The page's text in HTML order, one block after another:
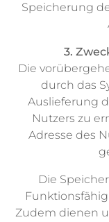
Speicherung
3.
Die
durch das
Auslieferung
Nutzers zu
Adresse des
Die
Zudem dienen